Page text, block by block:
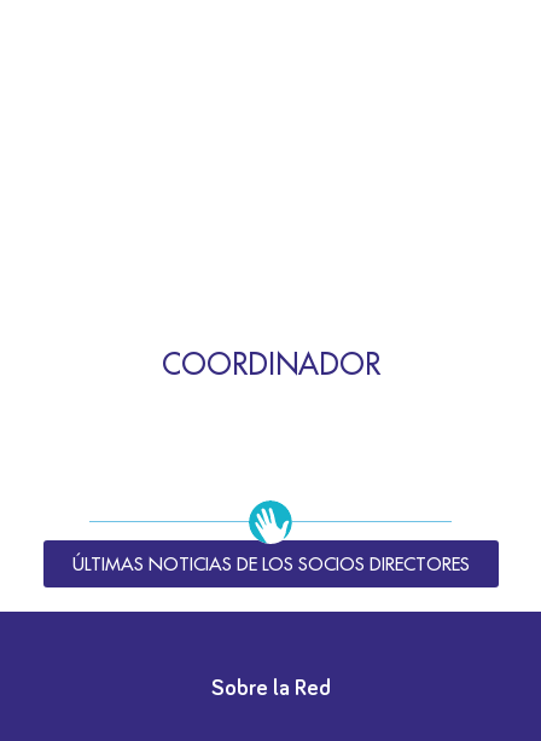
COORDINADOR
ÚLTIMAS NOTICIAS DE LOS SOCIOS DIRECTORES
Sobre la Red